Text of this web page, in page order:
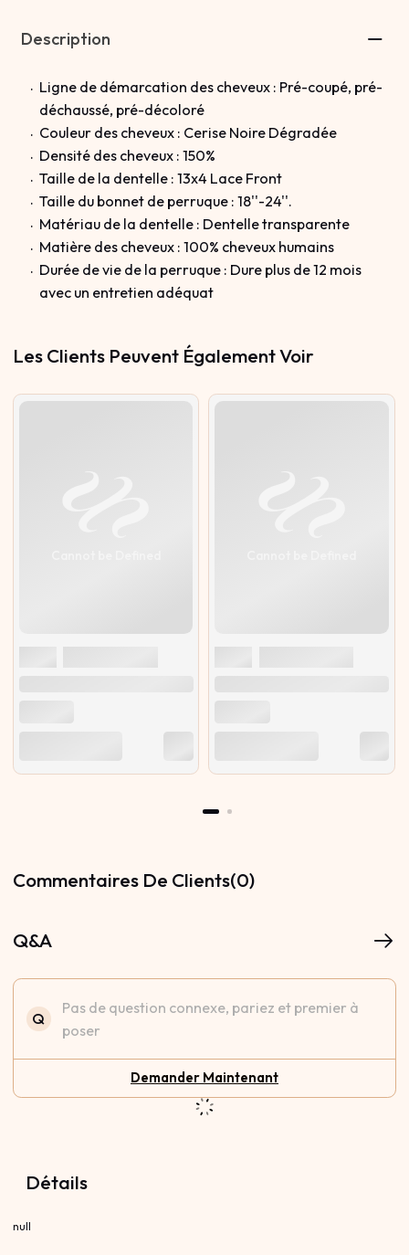
Description
Ligne de démarcation des cheveux : Pré-coupé, pré-
déchaussé, pré-décoloré
Couleur des cheveux : Cerise Noire Dégradée
Densité des cheveux : 150%
Taille de la dentelle : 13x4 Lace Front
Taille du bonnet de perruque : 18''-24''.
Matériau de la dentelle : Dentelle transparente
Matière des cheveux : 100% cheveux humains
Durée de vie de la perruque : Dure plus de 12 mois
avec un entretien adéquat
Les Clients Peuvent Également Voir
Commentaires De Clients(0)
Q&A
Q
Pas de question connexe, pariez et premier à
poser
Demander Maintenant
Détails
null